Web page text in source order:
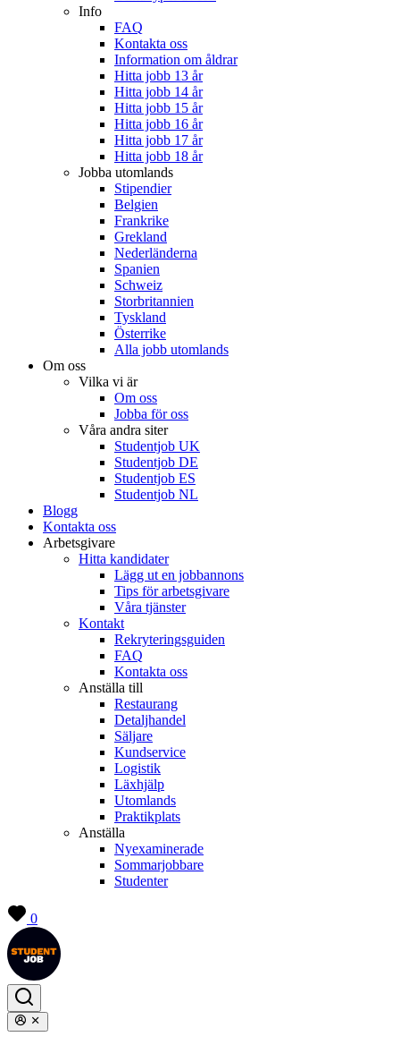
Info
FAQ
Kontakta oss
Information om åldrar
Hitta jobb 13 år
Hitta jobb 14 år
Hitta jobb 15 år
Hitta jobb 16 år
Hitta jobb 17 år
Hitta jobb 18 år
Jobba utomlands
Stipendier
Belgien
Frankrike
Grekland
Nederländerna
Spanien
Schweiz
Storbritannien
Tyskland
Österrike
Alla jobb utomlands
Om oss
Vilka vi är
Om oss
Jobba för oss
Våra andra siter
Studentjob UK
Studentjob DE
Studentjob ES
Studentjob NL
Blogg
Kontakta oss
Arbetsgivare
Hitta kandidater
Lägg ut en jobbannons
Tips för arbetsgivare
Våra tjänster
Kontakt
Rekryteringsguiden
FAQ
Kontakta oss
Anställa till
Restaurang
Detaljhandel
Säljare
Kundservice
Logistik
Läxhjälp
Utomlands
Praktikplats
Anställa
Nyexaminerade
Sommarjobbare
Studenter
0